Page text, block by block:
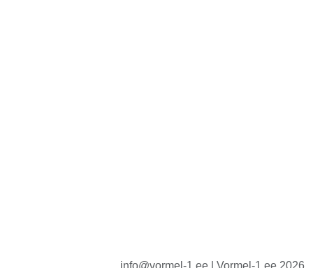
info@vormel-1.ee | Vormel-1.ee 2026